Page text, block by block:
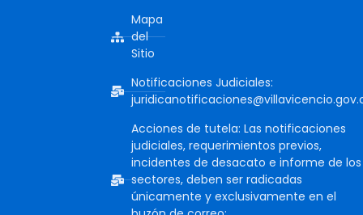
Mapa
del
Sitio
Notificaciones Judiciales:
Acciones de tutela: Las notificaciones
judiciales, requerimientos previos,
incidentes de desacato e informe de los
sectores, deben ser radicadas
únicamente y exclusivamente en el